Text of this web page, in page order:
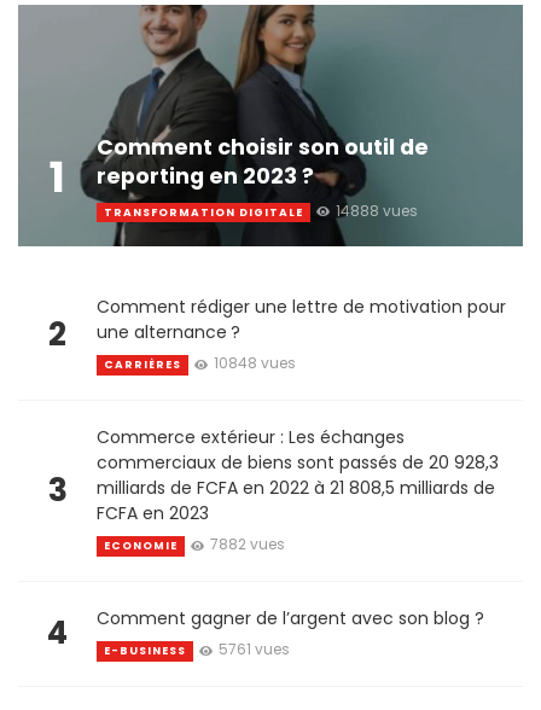
1
Comment choisir son outil de
reporting en 2023 ?
TRANSFORMATION DIGITALE 14888 vues
2
Comment rédiger une lettre de motivation pour
une alternance ?
CARRIÈRES 10848 vues
3
Commerce extérieur : Les échanges
commerciaux de biens sont passés de 20 928,3
milliards de FCFA en 2022 à 21 808,5 milliards de
FCFA en 2023
ECONOMIE 7882 vues
4 Comment gagner de l’argent avec son blog ?
E-BUSINESS 5761 vues